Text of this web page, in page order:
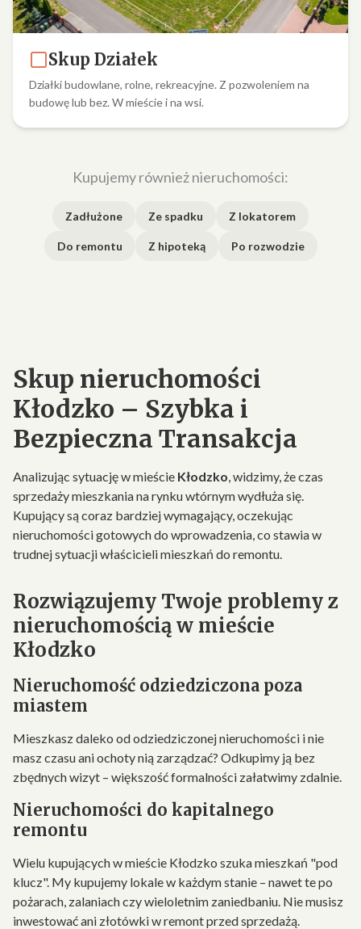
Skup Działek
Działki budowlane, rolne, rekreacyjne. Z pozwoleniem na
budowę lub bez. W mieście i na wsi.
Kupujemy również nieruchomości:
Zadłużone Ze spadku Z lokatorem
Do remontu Z hipoteką Po rozwodzie
Skup nieruchomości
Kłodzko – Szybka i
Bezpieczna Transakcja
Analizując sytuację w mieście Kłodzko, widzimy, że czas
sprzedaży mieszkania na rynku wtórnym wydłuża się.
Kupujący są coraz bardziej wymagający, oczekując
nieruchomości gotowych do wprowadzenia, co stawia w
trudnej sytuacji właścicieli mieszkań do remontu.
Rozwiązujemy Twoje problemy z
nieruchomością w mieście
Kłodzko
Nieruchomość odziedziczona poza
miastem
Mieszkasz daleko od odziedziczonej nieruchomości i nie
masz czasu ani ochoty nią zarządzać? Odkupimy ją bez
zbędnych wizyt – większość formalności załatwimy zdalnie.
Nieruchomości do kapitalnego
remontu
Wielu kupujących w mieście Kłodzko szuka mieszkań "pod
klucz". My kupujemy lokale w każdym stanie – nawet te po
pożarach, zalaniach czy wieloletnim zaniedbaniu. Nie musisz
inwestować ani złotówki w remont przed sprzedażą.